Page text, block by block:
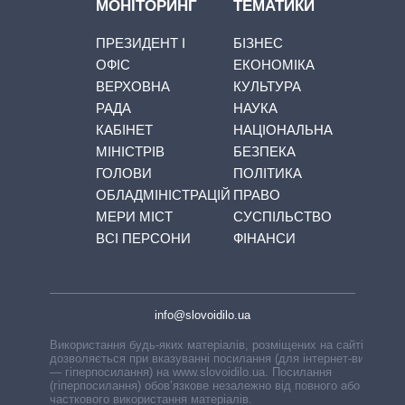
МОНІТОРИНГ
ПРЕЗИДЕНТ І
ОФІС
ВЕРХОВНА
РАДА
КАБІНЕТ
МІНІСТРІВ
ГОЛОВИ
ОБЛАДМІНІСТРАЦІЙ
МЕРИ МІСТ
ВСІ ПЕРСОНИ
ТЕМАТИКИ
БІЗНЕС
ЕКОНОМІКА
КУЛЬТУРА
НАУКА
НАЦІОНАЛЬНА
БЕЗПЕКА
ПОЛІТИКА
ПРАВО
СУСПІЛЬСТВО
ФІНАНСИ
info@slovoidilo.ua
Використання будь-яких матеріалів, розміщених на сайті,
дозволяється при вказуванні посилання (для інтернет-видань
— гіперпосилання) на www.slovoidilo.ua. Посилання
(гіперпосилання) обов’язкове незалежно від повного або
часткового використання матеріалів.